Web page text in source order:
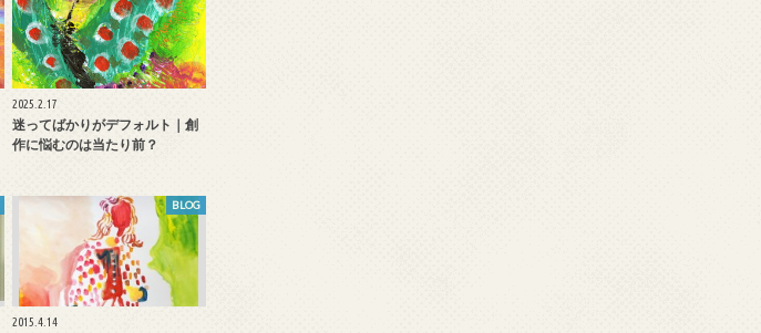
2025.2.17
迷ってばかりがデフォルト｜創
作に悩むのは当たり前？
BLOG
2015.4.14